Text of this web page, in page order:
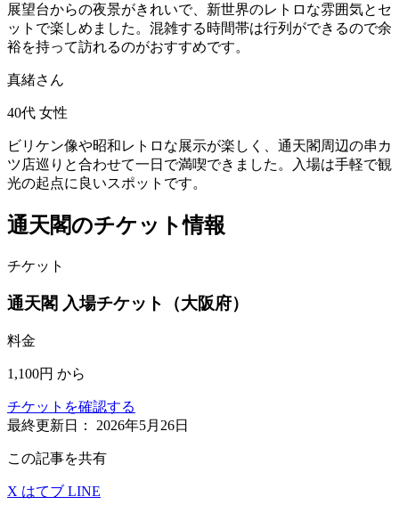
展望台からの夜景がきれいで、新世界のレトロな雰囲気とセ
ットで楽しめました。混雑する時間帯は行列ができるので余
裕を持って訪れるのがおすすめです。
真緒さん
40代 女性
ビリケン像や昭和レトロな展示が楽しく、通天閣周辺の串カ
ツ店巡りと合わせて一日で満喫できました。入場は手軽で観
光の起点に良いスポットです。
通天閣のチケット情報
チケット
通天閣 入場チケット（大阪府）
料金
1,100円 から
チケットを確認する
最終更新日： 2026年5月26日
この記事を共有
X はてブ LINE